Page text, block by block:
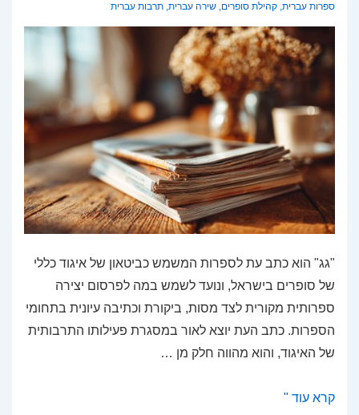
ספרות עברית, קהילת סופרים, שירה עברית, תרבות עברית
"גג" הוא כתב עת לספרות המשמש כביטאון של איגוד כללי
של סופרים בישראל, ונועד לשמש במה לפרסום יצירה
ספרותית מקורית לצד מסות, ביקורת וכתיבה עיונית בתחומי
הספרות. כתב העת יוצא לאור במסגרת פעילותו התרבותית
של האיגוד, והוא מהווה חלק מן …
גג
קרא עוד "